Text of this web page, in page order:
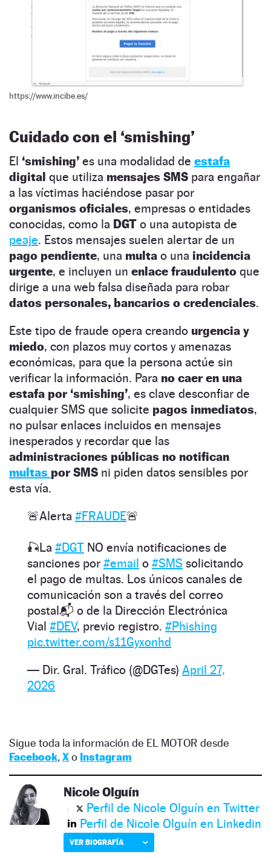
https://www.incibe.es/
Cuidado con el ‘smishing’
El ‘smishing’ es una modalidad de estafa
digital que utiliza mensajes SMS para engañar
a las víctimas haciéndose pasar por
organismos oficiales, empresas o entidades
conocidas, como la DGT o una autopista de
peaje. Estos mensajes suelen alertar de un
pago pendiente, una multa o una incidencia
urgente, e incluyen un enlace fraudulento que
dirige a una web falsa diseñada para robar
datos personales, bancarios o credenciales.
Este tipo de fraude opera creando urgencia y
miedo, con plazos muy cortos y amenazas
económicas, para que la persona actúe sin
verificar la información. Para no caer en una
estafa por ‘smishing’, es clave desconfiar de
cualquier SMS que solicite pagos inmediatos,
no pulsar enlaces incluidos en mensajes
inesperados y recordar que las
administraciones públicas no notifican
multas por SMS ni piden datos sensibles por
esta vía.
🚨Alerta #FRAUDE🚨
🎣La #DGT NO envía notificaciones de
sanciones por #email o #SMS solicitando
el pago de multas. Los únicos canales de
comunicación son a través del correo
postal📬 o de la Dirección Electrónica
Vial #DEV, previo registro. #Phishing
pic.twitter.com/s11Gyxonhd
— Dir. Gral. Tráfico (@DGTes) April 27,
2026
Sigue toda la información de EL MOTOR desde
Facebook, Xo Instagram
Nicole Olguín
Perfil de Nicole Olguín en Twitter
Perfil de Nicole Olguín en Linkedin
VER BIOGRAFÍA